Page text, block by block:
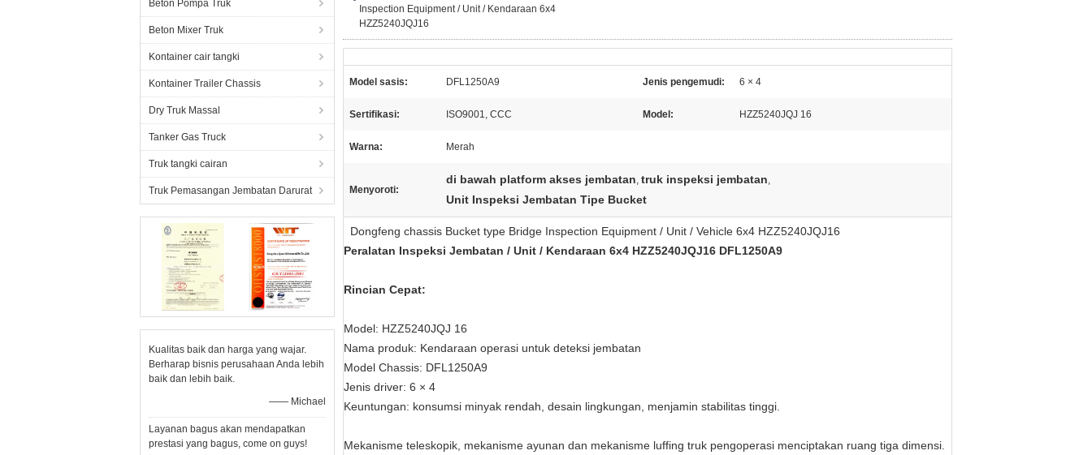
Beton Pompa Truk
Beton Mixer Truk
Kontainer cair tangki
Kontainer Trailer Chassis
Dry Truk Massal
Tanker Gas Truck
Truk tangki cairan
Truk Pemasangan Jembatan Darurat
Kualitas baik dan harga yang wajar.
Berharap bisnis perusahaan Anda lebih
baik dan lebih baik.
—— Michael
Layanan bagus akan mendapatkan
prestasi yang bagus, come on guys!
Inspection Equipment / Unit / Kendaraan 6x4
HZZ5240JQJ16
Model sasis: DFL1250A9 Jenis pengemudi: 6 × 4
Sertifikasi: ISO9001, CCC Model: HZZ5240JQJ 16
Warna: Merah
Menyoroti:
di bawah platform akses jembatan, truk inspeksi jembatan,
Unit Inspeksi Jembatan Tipe Bucket
Dongfeng chassis Bucket type Bridge Inspection Equipment / Unit / Vehicle 6x4 HZZ5240JQJ16
Peralatan Inspeksi Jembatan / Unit / Kendaraan 6x4 HZZ5240JQJ16 DFL1250A9
Rincian Cepat:
Model: HZZ5240JQJ 16
Nama produk: Kendaraan operasi untuk deteksi jembatan
Model Chassis: DFL1250A9
Jenis driver: 6 × 4
Keuntungan: konsumsi minyak rendah, desain lingkungan, menjamin stabilitas tinggi.
Mekanisme teleskopik, mekanisme ayunan dan mekanisme luffing truk pengoperasi menciptakan ruang tiga dimensi.